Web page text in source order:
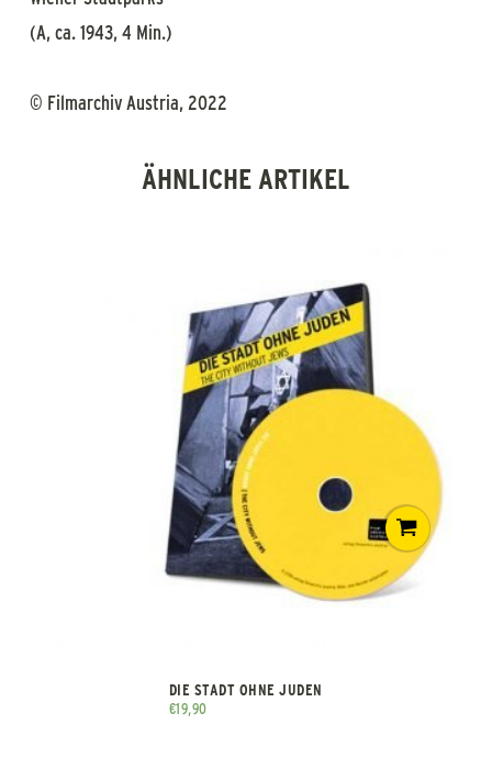
(A, ca. 1943, 4 Min.)
© Filmarchiv Austria, 2022
ÄHNLICHE ARTIKEL
DIE STADT OHNE JUDEN
€19,90